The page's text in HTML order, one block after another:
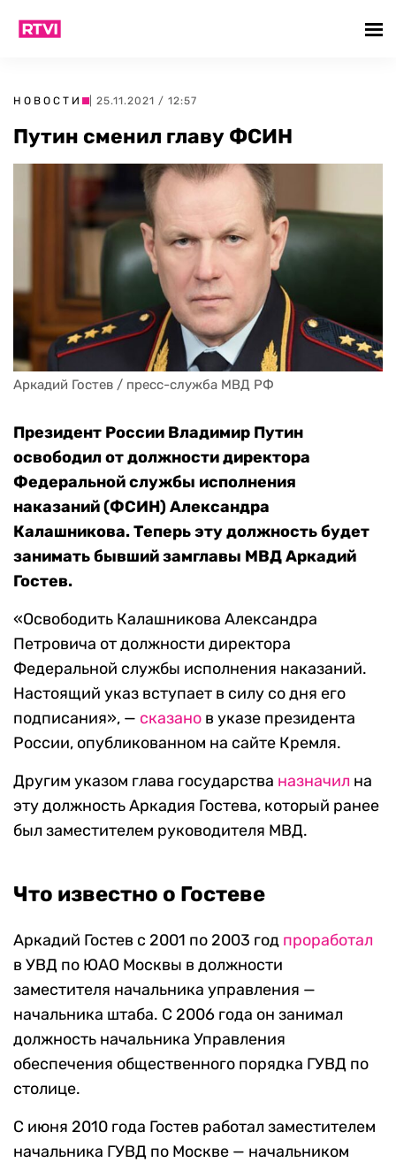
НОВОСТИ | 25.11.2021 / 12:57
Путин сменил главу ФСИН
Аркадий Гостев / пресс-служба МВД РФ
Президент России Владимир Путин
освободил от должности директора
Федеральной службы исполнения
наказаний (ФСИН) Александра
Калашникова. Теперь эту должность будет
занимать бывший замглавы МВД Аркадий
Гостев.
«Освободить Калашникова Александра
Петровича от должности директора
Федеральной службы исполнения наказаний.
Настоящий указ вступает в силу со дня его
подписания», — сказано в указе президента
России, опубликованном на сайте Кремля.
Другим указом глава государства назначил на
эту должность Аркадия Гостева, который ранее
был заместителем руководителя МВД.
Что известно о Гостеве
Аркадий Гостев с 2001 по 2003 год проработал
в УВД по ЮАО Москвы в должности
заместителя начальника управления —
начальника штаба. С 2006 года он занимал
должность начальника Управления
обеспечения общественного порядка ГУВД по
столице.
С июня 2010 года Гостев работал заместителем
начальника ГУВД по Москве — начальником